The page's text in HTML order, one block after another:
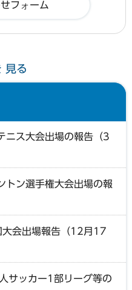
見る
ニス大会出場の報告（3
トン選手権大会出場の報
大会出場報告（12月17
サッカー1部リーグ等の